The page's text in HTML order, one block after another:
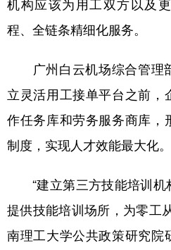
机构应该为用工双方以及
程、全链条精细化服务。
广州白云机场综合管理
立灵活用工接单平台之前，
作任务库和劳务服务商库，
制度，实现人才效能最大化。
“建立第三方技能培训机
提供技能培训场所，为零工
南理工大学公共政策研究院